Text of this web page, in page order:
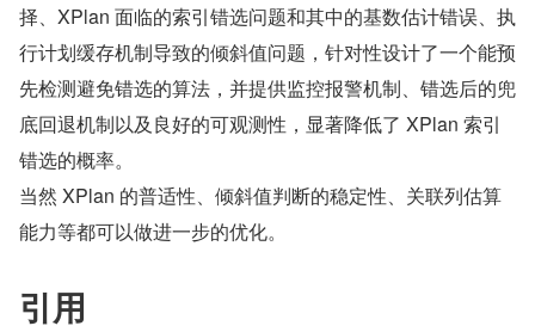
择、XPlan 面临的索引错选问题和其中的基数估计错误、执
行计划缓存机制导致的倾斜值问题，针对性设计了一个能预
先检测避免错选的算法，并提供监控报警机制、错选后的兜
底回退机制以及良好的可观测性，显著降低了 XPlan 索引
错选的概率。
当然 XPlan 的普适性、倾斜值判断的稳定性、关联列估算
能力等都可以做进一步的优化。
引用